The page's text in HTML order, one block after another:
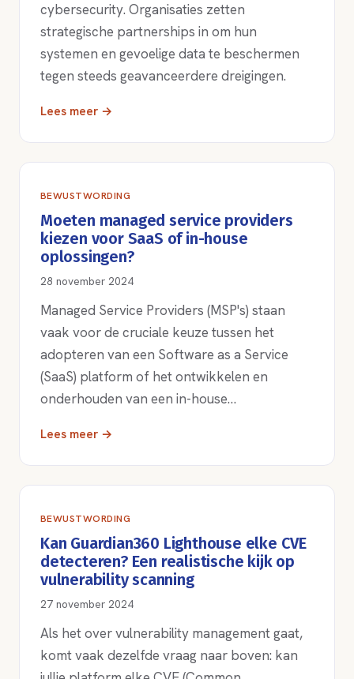
cybersecurity. Organisaties zetten
strategische partnerships in om hun
systemen en gevoelige data te beschermen
tegen steeds geavanceerdere dreigingen.
Lees meer →
BEWUSTWORDING
Moeten managed service providers
kiezen voor SaaS of in-house
oplossingen?
28 november 2024
Managed Service Providers (MSP's) staan
vaak voor de cruciale keuze tussen het
adopteren van een Software as a Service
(SaaS) platform of het ontwikkelen en
onderhouden van een in-house…
Lees meer →
BEWUSTWORDING
Kan Guardian360 Lighthouse elke CVE
detecteren? Een realistische kijk op
vulnerability scanning
27 november 2024
Als het over vulnerability management gaat,
komt vaak dezelfde vraag naar boven: kan